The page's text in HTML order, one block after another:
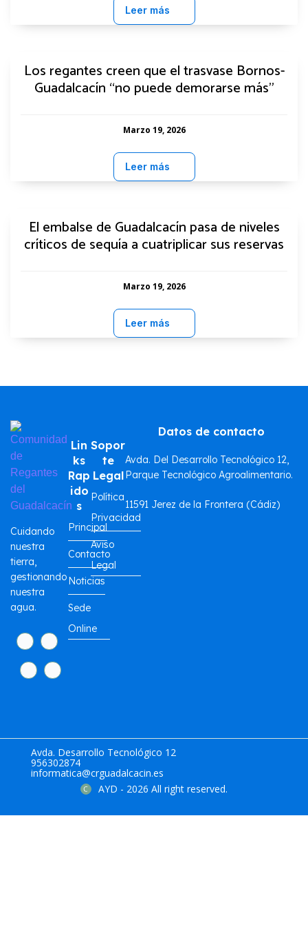
Leer más
Los regantes creen que el trasvase Bornos-
Guadalcacín “no puede demorarse más”
Marzo 19, 2026
Leer más
El embalse de Guadalcacín pasa de niveles
críticos de sequía a cuatriplicar sus reservas
Marzo 19, 2026
Leer más
Cuidando
nuestra
tierra,
gestionando
nuestra
agua.
Lin
ks
Rap
ido
s
Principal
Contacto
Noticias
Sede
Online
Sopor
te
Legal
Política
Privacidad
Aviso
Legal
Datos de contacto
Avda. Del Desarrollo Tecnológico 12,
Parque Tecnológico Agroalimentario.
11591 Jerez de la Frontera (Cádiz)
AYD - 2026 All right reserved.
Avda. Desarrollo Tecnológico 12
956302874
informatica@crguadalcacin.es